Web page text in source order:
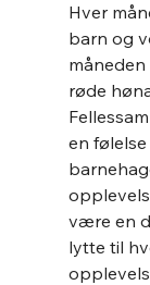
Hver
barn og
måneden
røde
en
være en
lytte til